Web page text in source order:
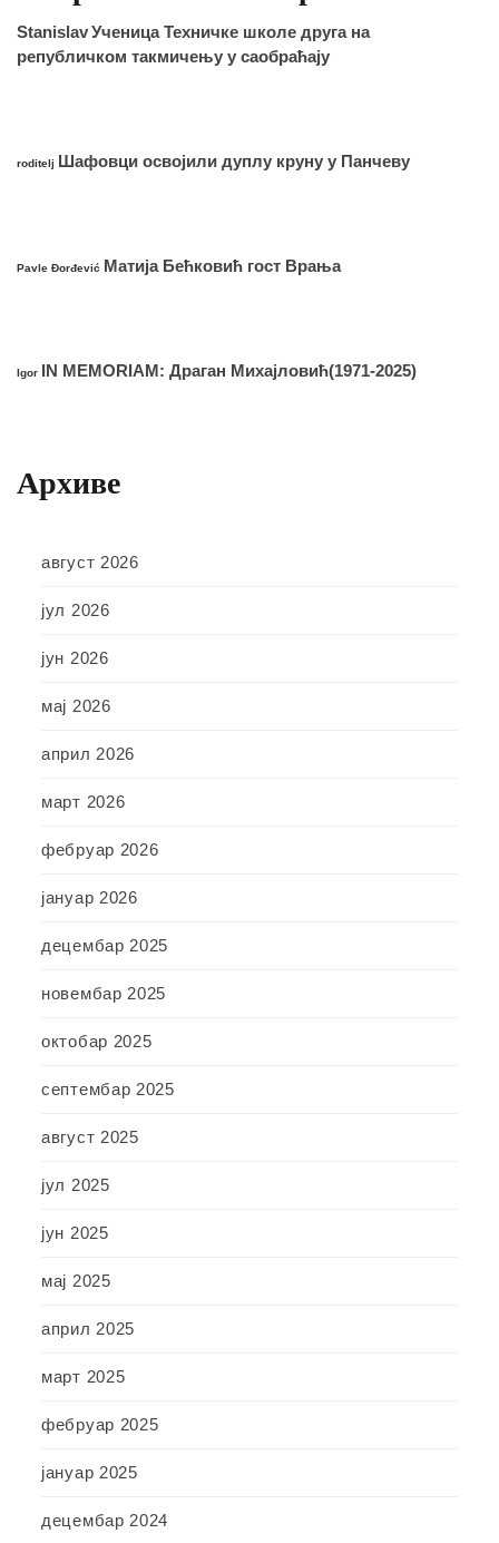
StanislavУченица Техничке школе друга на
републичком такмичењу у саобраћају
roditelj Шафовци освојили дуплу круну у Панчеву
Pavle Đorđević Матија Бећковић гост Врања
Igor IN MEMORIAM: Драган Михајловић(1971-2025)
Архиве
август 2026
јул 2026
јун 2026
мај 2026
април 2026
март 2026
фебруар 2026
јануар 2026
децембар 2025
новембар 2025
октобар 2025
септембар 2025
август 2025
јул 2025
јун 2025
мај 2025
април 2025
март 2025
фебруар 2025
јануар 2025
децембар 2024